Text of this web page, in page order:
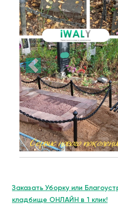
Заказать Уборку или
кладбище ОНЛАЙН в 1 клик!